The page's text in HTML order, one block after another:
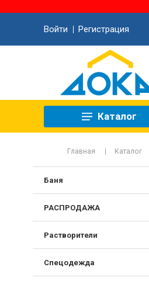
Войти Регистрация
Каталог
Главная Каталог
Баня
РАСПРОДАЖА
Растворители
Спецодежда